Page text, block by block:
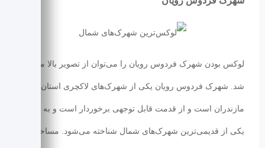
لوکس بودن شهرک فردوس رویان را می‌توان از تصویر بالا متوجه
شد. شهرک فردوس رویان یکی از شهرک‌های لاکچری استان
مازندران است و از قدمت قابل توجهی برخوردار است و به عنوان
یکی از قدیمی‌ترین شهرک‌های شمال شناخته می‌شود. مساحت